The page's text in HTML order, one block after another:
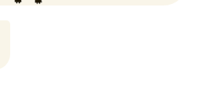
föreningsuppgifter i
vi till dig när kontot är
svar på de vanligaste